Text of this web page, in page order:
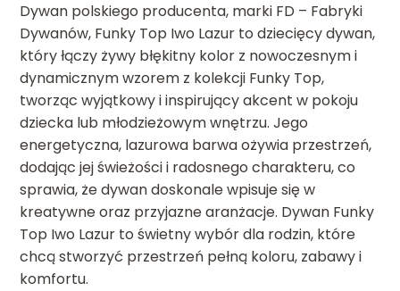
Dywan polskiego producenta, marki FD – Fabryki
Dywanów, Funky Top Iwo Lazur to dziecięcy dywan,
który łączy żywy błękitny kolor z nowoczesnym i
dynamicznym wzorem z kolekcji Funky Top,
tworząc wyjątkowy i inspirujący akcent w pokoju
dziecka lub młodzieżowym wnętrzu. Jego
energetyczna, lazurowa barwa ożywia przestrzeń,
dodając jej świeżości i radosnego charakteru, co
sprawia, że dywan doskonale wpisuje się w
kreatywne oraz przyjazne aranżacje. Dywan Funky
Top Iwo Lazur to świetny wybór dla rodzin, które
chcą stworzyć przestrzeń pełną koloru, zabawy i
komfortu.